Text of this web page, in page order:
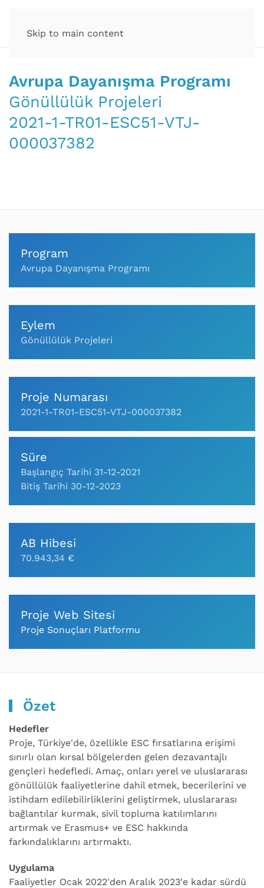
Skip to main content
Avrupa Dayanışma Programı
Gönüllülük Projeleri
2021-1-TR01-ESC51-VTJ-
000037382
Program
Avrupa Dayanışma Programı
Eylem
Gönüllülük Projeleri
Proje Numarası
2021-1-TR01-ESC51-VTJ-000037382
Süre
Başlangıç Tarihi 31-12-2021
Bitiş Tarihi 30-12-2023
AB Hibesi
70.943,34 €
Proje Web Sitesi
Proje Sonuçları Platformu
Özet
Hedefler
Proje, Türkiye'de, özellikle ESC fırsatlarına erişimi
sınırlı olan kırsal bölgelerden gelen dezavantajlı
gençleri hedefledi. Amaç, onları yerel ve uluslararası
gönüllülük faaliyetlerine dahil etmek, becerilerini ve
istihdam edilebilirliklerini geliştirmek, uluslararası
bağlantılar kurmak, sivil topluma katılımlarını
artırmak ve Erasmus+ ve ESC hakkında
farkındalıklarını artırmaktı.
Uygulama
Faaliyetler Ocak 2022'den Aralık 2023'e kadar sürdü